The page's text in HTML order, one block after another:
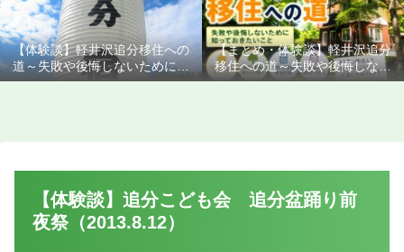
【体験談】軽井沢追分移住への
道～失敗や後悔しないために知
っておきたいこと
【まとめ・体験談】軽井沢追分
移住への道～失敗や後悔しない
ために知っておきたいこと
【体験談】追分こども会 追分盆踊り前
夜祭（2013.8.12）